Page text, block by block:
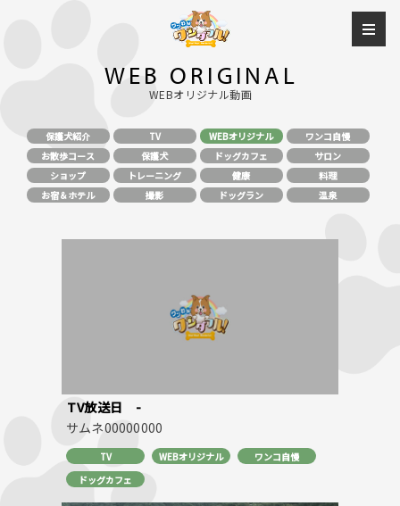
WEB ORIGINAL
WEBオリジナル動画
保護犬紹介 TV WEBオリジナル
ワンコ自慢
お散歩コース
保護犬 ドッグカフェ
サロン
ショップ
トレーニング 健康
料理
お宿＆ホテル
撮影 ドッグラン 温泉
TV放送日
-
サムネ00000000
TV WEBオリジナル
ワンコ自慢
ドッグカフェ